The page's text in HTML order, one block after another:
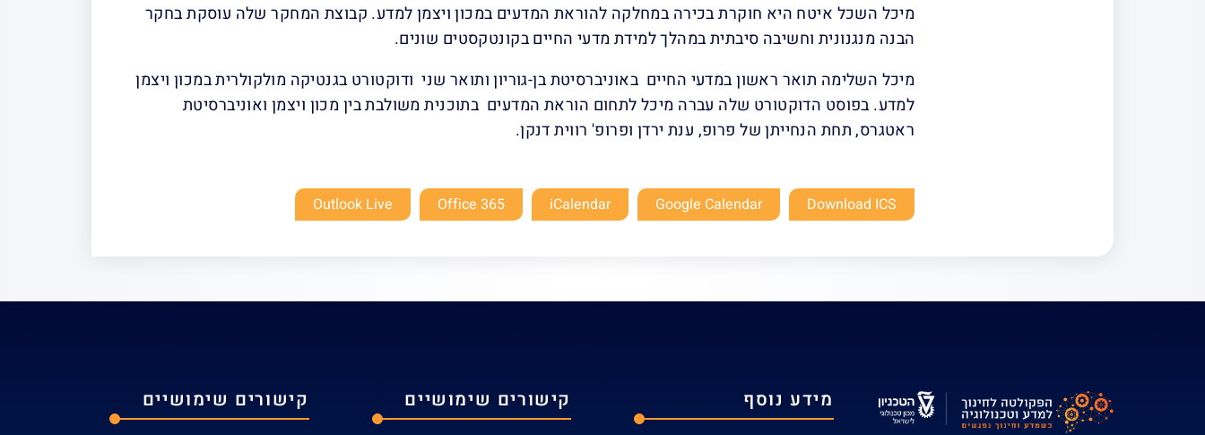
מיכל השכל איטח היא חוקרת בכירה במחלקה להוראת המדעים במכון ויצמן למדע. קבוצת המחקר שלה עוסקת בחקר
הבנה מנגנונית וחשיבה סיבתית במהלך למידת מדעי החיים בקונטקסטים שונים.
מיכל השלימה תואר ראשון במדעי החיים באוניברסיטת בן-גוריון ותואר שני ודוקטורט בגנטיקה מולקולרית במכון ויצמן
למדע. בפוסט הדוקטורט שלה עברה מיכל לתחום הוראת המדעים בתוכנית משולבת בין מכון ויצמן ואוניברסיטת
ראטגרס, תחת הנחייתן של פרופ, ענת ירדן ופרופ' רווית דנקן.
Download ICS
Google Calendar
iCalendar
Office 365
Outlook Live
מידע נוסף קישורים שימושיים קישורים שימושיים